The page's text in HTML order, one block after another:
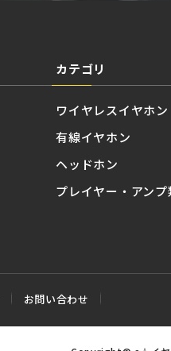
カテゴリ
ワイヤレスイヤホン
有線イヤホン
ヘッドホン
プレイヤー・アンプ
お問い合わせ